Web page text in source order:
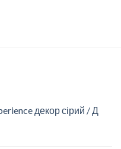
декор сірий / Д